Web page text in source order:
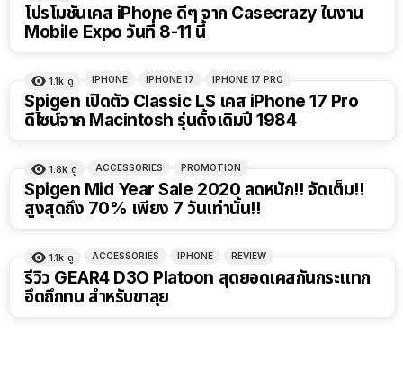
โปรโมชันเคส iPhone ดีๆ จาก Casecrazy ในงาน
Mobile Expo วันที่ 8-11 นี้
1.1k ดู IPHONE IPHONE 17 IPHONE 17 PRO
Spigen เปิดตัว Classic LS เคส iPhone 17 Pro
ดีไซน์จาก Macintosh รุ่นดั้งเดิมปี 1984
1.8k ดู ACCESSORIES PROMOTION
Spigen Mid Year Sale 2020 ลดหนัก!! จัดเต็ม!!
สูงสุดถึง 70% เพียง 7 วันเท่านั้น!!
1.1k ดู ACCESSORIES IPHONE REVIEW
รีวิว GEAR4 D3O Platoon สุดยอดเคสกันกระแทก
อึดถึกทน สำหรับขาลุย